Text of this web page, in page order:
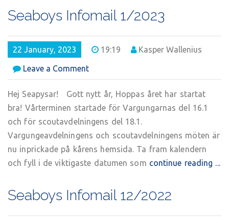
Seaboys Infomail 1/2023
22 January, 2023 19:19 Kasper Wallenius
Leave a Commenton
Seaboys
Infomail
1/2023
Hej Seapysar! Gott nytt år, Hoppas året har startat
bra! Vårterminen startade för Vargungarnas del 16.1
och för scoutavdelningens del 18.1.
Vargungeavdelningens och scoutavdelningens möten är
nu inprickade på kårens hemsida. Ta fram kalendern
och fyll i de viktigaste datumen som continue reading ...
Seaboys Infomail 12/2022